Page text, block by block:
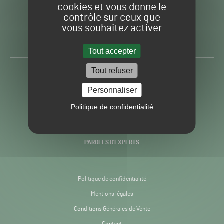
cookies et vous donne le
contrôle sur ceux que
vous souhaitez activer
Tout accepter
Tout refuser
Personnaliser
Politique de confidentialité
Gazon
Sport
H24
-
Toute l’info autour du
PRATIQUES
PAROLES D’EXPERTS
Politique de confidentialité
Mentions légales
Conditions Générales de Vente